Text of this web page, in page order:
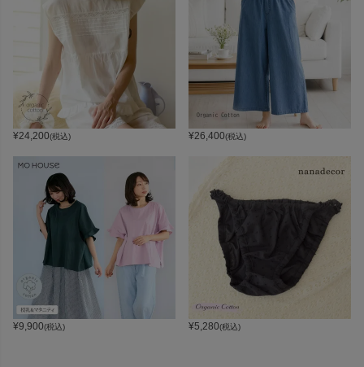
¥24,200(税込) ¥26,400(税込)
¥9,900(税込) ¥5,280(税込)